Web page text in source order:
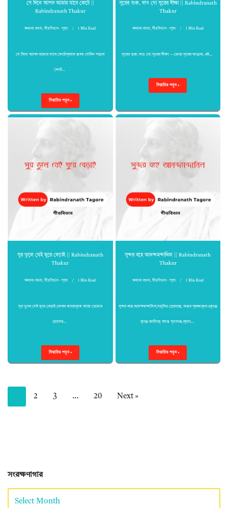
সে দিনে আপদ আমার যাবে কেটে ||
Rabindranath Thakur
অন্যান্য রচনা,গীতবিতান - পূজা 1 Min Read
সে দিনে আপদ আমার যাবে কেটেপুলকে হৃদয় যেদিন পড়বে
ফেটে…
বিস্তারিত পড়ুন »
সুরের গুরু, দাও গো সুরের দীক্ষা || Rabindranath
Thakur
অন্যান্য রচনা , গীতবিতান - পূজা 1 Min Read
সুরের গুরু, দাও গো সুরের দীক্ষা —মোরা সুরের কাঙাল, এই…
বিস্তারিত পড়ুন »
সুর ভুলে যেই ঘুরে বেড়াই || Rabindranath
Thakur
অন্যান্য রচনা,গীতবিতান - পূজা 1 Min Read
সুর ভুলে যেই ঘুরে বেড়াই কেবল কাজেবুকে বাজে তোমার
চোখের…
বিস্তারিত পড়ুন »
সুন্দর বহে আনন্দমন্দানিল || Rabindranath
Thakur
অন্যান্য রচনা , গীতবিতান - পূজা 1 Min Read
সুন্দর বহে আনন্দমন্দানিল,সমুদিত প্রেমচন্দ্র, অন্তর পুলকাকুল॥কুঞ্জে
কুঞ্জে জাগিছে বসন্ত পুণ্যগন্ধ,শূন্যে…
বিস্তারিত পড়ুন »
2 3 … 20 Next »
সংরক্ষণাগার